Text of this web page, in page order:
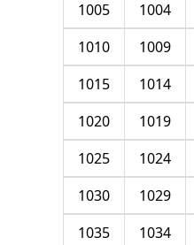
1004
1005
1009
1010
1014
1015
1019
1020
1024
1025
1029
1030
1034
1035